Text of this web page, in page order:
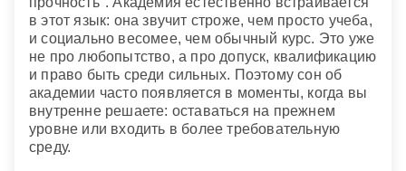
в этот язык: она звучит строже, чем просто учеба,
и социально весомее, чем обычный курс. Это уже
не про любопытство, а про допуск, квалификацию
и право быть среди сильных. Поэтому сон об
академии часто появляется в моменты, когда вы
внутренне решаете: оставаться на прежнем
уровне или входить в более требовательную
среду.